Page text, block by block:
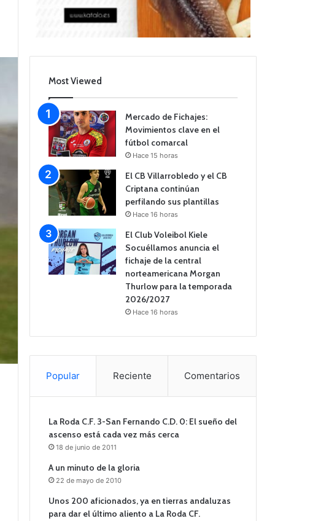
Most Viewed
Mercado de Fichajes:
Movimientos clave en el
fútbol comarcal
Hace 15 horas
El CB Villarrobledo y el CB
Criptana continúan
perfilando sus plantillas
Hace 16 horas
El Club Voleibol Kiele
Socuéllamos anuncia el
fichaje de la central
norteamericana Morgan
Thurlow para la temporada
2026/2027
Hace 16 horas
Popular Reciente Comentarios
La Roda C.F. 3-San Fernando C.D. 0: El sueño del
ascenso está cada vez más cerca
18 de junio de 2011
A un minuto de la gloria
22 de mayo de 2010
Unos 200 aficionados, ya en tierras andaluzas
para dar el último aliento a La Roda CF.